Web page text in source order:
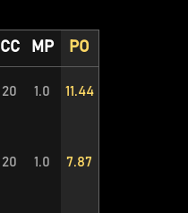
CC MP PO
20 1.0 11.44
20 1.0 7.87